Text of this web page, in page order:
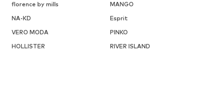
florence by mills
MANGO
NA-KD
Esprit
VERO MODA
PINKO
HOLLISTER
RIVER ISLAND